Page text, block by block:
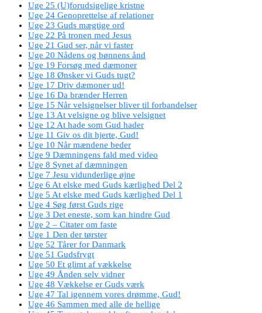
Uge 25 (U)forudsigelige kristne
Uge 24 Genoprettelse af relationer
Uge 23 Guds mægtige ord
Uge 22 På tronen med Jesus
Uge 21 Gud ser, når vi faster
Uge 20 Nådens og bønnens ånd
Uge 19 Forsøg med dæmoner
Uge 18 Ønsker vi Guds tugt?
Uge 17 Driv dæmoner ud!
Uge 16 Da brænder Herren
Uge 15 Når velsignelser bliver til forbandelser
Uge 13 At velsigne og blive velsignet
Uge 12 At hade som Gud hader
Uge 11 Giv os dit hjerte, Gud!
Uge 10 Når mændene beder
Uge 9 Dæmningens fald med video
Uge 8 Synet af dæmningen
Uge 7 Jesu vidunderlige øjne
Uge 6 At elske med Guds kærlighed Del 2
Uge 5 At elske med Guds kærlighed Del 1
Uge 4 Søg først Guds rige
Uge 3 Det eneste, som kan hindre Gud
Uge 2 – Citater om faste
Uge 1 Den der tørster
Uge 52 Tårer for Danmark
Uge 51 Gudsfrygt
Uge 50 Et glimt af vækkelse
Uge 49 Ånden selv vidner
Uge 48 Vækkelse er Guds værk
Uge 47 Tal igennem vores drømme, Gud!
Uge 46 Sammen med alle de hellige